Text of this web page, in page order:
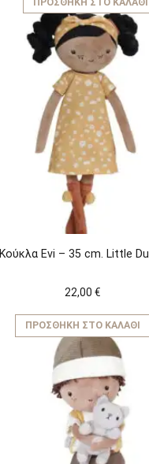
Κούκλα Evi – 35 cm. Little
22,00 €
ΠΡΟΣΘΉΚΗ ΣΤΟ ΚΑΛΆΘΙ